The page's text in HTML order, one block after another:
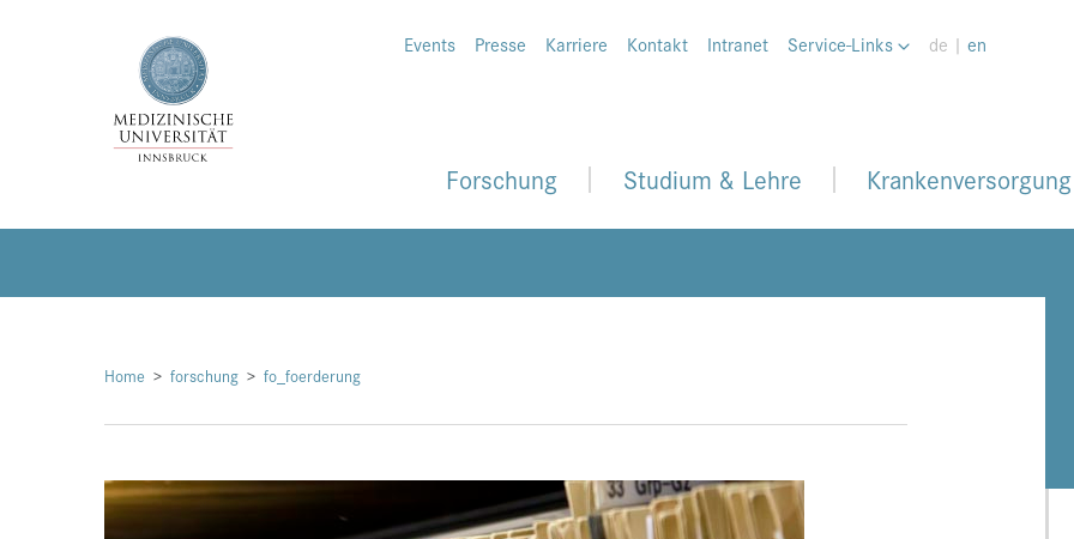
Events Presse Karriere Kontakt Intranet Service-Links de | en
Forschung Studium & Lehre Krankenversorgung
Home forschung fo_foerderung